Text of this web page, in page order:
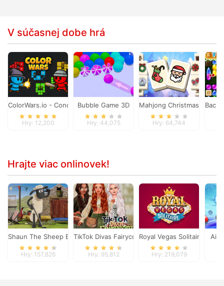
V súčasnej dobe hrá
ColorWars.io - Conquest Game
Hry: 12,200
Bubble Game 3D
Hry: 44,075
Mahjong Christmas Holiday
Hry: 64,744
Back
Hrajte viac onlinovek!
Shaun The Sheep Baahmy Golf
Hry: 157,826
TikTok Divas Fairycore
Hry: 95,812
Royal Vegas Solitaire
Hry: 219,079
Air